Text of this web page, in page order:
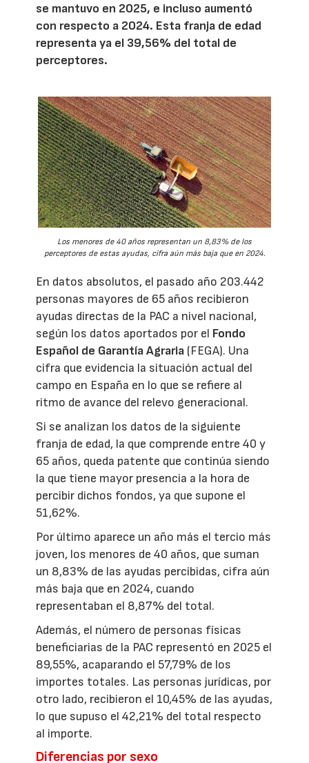
se mantuvo en 2025, e incluso aumentó
con respecto a 2024. Esta franja de edad
representa ya el 39,56% del total de
perceptores.
Los menores de 40 años representan un 8,83% de los
perceptores de estas ayudas, cifra aún más baja que en 2024.
En datos absolutos, el pasado año 203.442
personas mayores de 65 años recibieron
ayudas directas de la PAC a nivel nacional,
según los datos aportados por el Fondo
Español de Garantía Agraria (FEGA). Una
cifra que evidencia la situación actual del
campo en España en lo que se refiere al
ritmo de avance del relevo generacional.
Si se analizan los datos de la siguiente
franja de edad, la que comprende entre 40 y
65 años, queda patente que continúa siendo
la que tiene mayor presencia a la hora de
percibir dichos fondos, ya que supone el
51,62%.
Por último aparece un año más el tercio más
joven, los menores de 40 años, que suman
un 8,83% de las ayudas percibidas, cifra aún
más baja que en 2024, cuando
representaban el 8,87% del total.
Además, el número de personas físicas
beneficiarias de la PAC representó en 2025 el
89,55%, acaparando el 57,79% de los
importes totales. Las personas jurídicas, por
otro lado, recibieron el 10,45% de las ayudas,
lo que supuso el 42,21% del total respecto
al importe.
Diferencias por sexo